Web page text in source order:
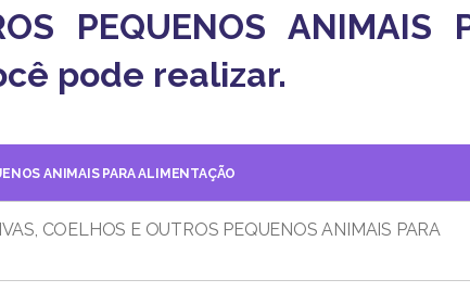
PEQUENOS ANIMAIS
pode realizar.
ANIMAIS PARA ALIMENTAÇÃO
COELHOS E OUTROS PEQUENOS ANIMAIS PARA